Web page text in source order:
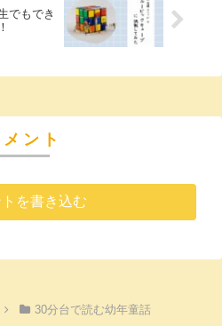
でもでき
メント
を書き込む
30分台で読む幼年童話